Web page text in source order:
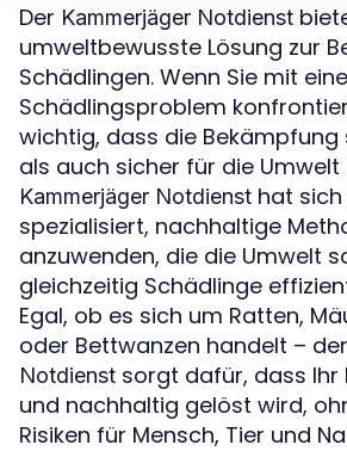
Der Kammerjäger Notdienst
umweltbewusste Lösung zur
Schädlingen. Wenn Sie mit
Schädlingsproblem
wichtig, dass die
als auch sicher für die Umwelt
Kammerjäger Notdienst hat
spezialisiert, nachhaltige
anzuwenden, die die Umwelt
gleichzeitig Schädlinge
Egal, ob es sich um Ratten,
oder Bettwanzen handelt – der
Notdienst sorgt dafür, dass Ihr
und nachhaltig gelöst wird,
Risiken für Mensch, Tier und